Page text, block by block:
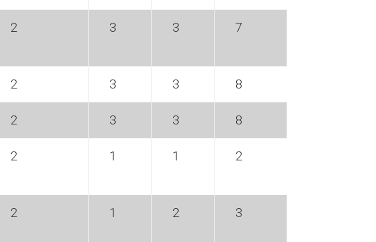
2 3 3 7
2 3 3 8
2 3 3 8
2 1 1 2
2 1 2 3